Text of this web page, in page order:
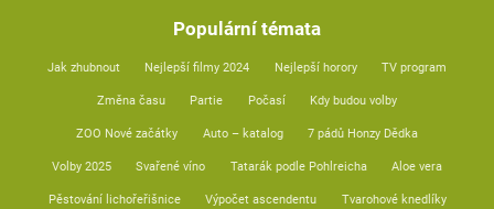
Populární témata
Jak zhubnout Nejlepší filmy 2024 Nejlepší horory TV program
Změna času Partie Počasí Kdy budou volby
ZOO Nové začátky Auto – katalog 7 pádů Honzy Dědka
Volby 2025 Svařené víno Tatarák podle Pohlreicha Aloe vera
Pěstování lichořeřišnice Výpočet ascendentu Tvarohové knedlíky